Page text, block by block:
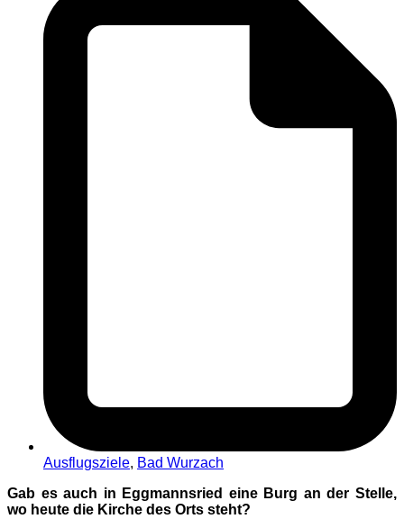
Ausflugsziele, Bad Wurzach
Gab es auch in Eggmannsried eine Burg an der Stelle,
wo heute die Kirche des Orts steht?